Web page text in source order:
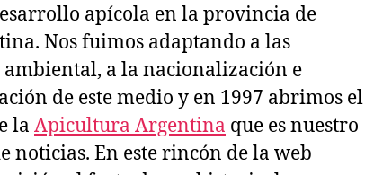
apícola en la provincia de
Nos fuimos adaptando a las
a la nacionalización e
de este medio y en 1997 abrimos el
la Apicultura Argentina que es nuestro
noticias. En este rincón de la web